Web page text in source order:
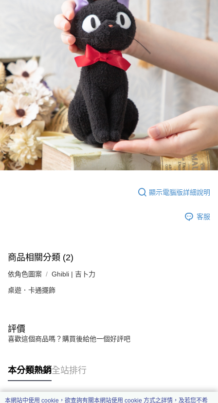
顯示電腦版詳細說明
客服
商品相關分類 (2)
依角色圖案 Ghibli | 吉卜力
桌遊．卡通擺飾
評價
喜歡這個商品嗎？購買後給他一個好評吧
本分類熱銷全站排行
本網站中使用 cookie，欲查詢有關本網站使用 cookie 方式之詳情，及若您不希